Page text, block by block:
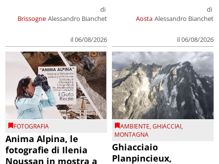
Brissogne
di
Alessandro Bianchet
il 06/08/2026
Aosta
di
Alessandro Bianchet
il 06/08/2026
FOTOGRAFIA
Anima Alpina, le
fotografie di Ilenia
Noussan in mostra a
AMBIENTE,GHIACCIAI,
MONTAGNA
Ghiacciaio
Planpincieux,